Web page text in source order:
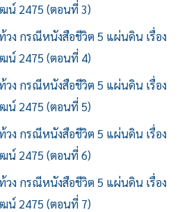
น์ 2475 (ตอนที่ 3)
ง กรณีหนังสือชีวิต 5 แผ่นดิน เรื่อง
น์ 2475 (ตอนที่ 4)
ง กรณีหนังสือชีวิต 5 แผ่นดิน เรื่อง
น์ 2475 (ตอนที่ 5)
ง กรณีหนังสือชีวิต 5 แผ่นดิน เรื่อง
น์ 2475 (ตอนที่ 6)
ง กรณีหนังสือชีวิต 5 แผ่นดิน เรื่อง
น์ 2475 (ตอนที่ 7)